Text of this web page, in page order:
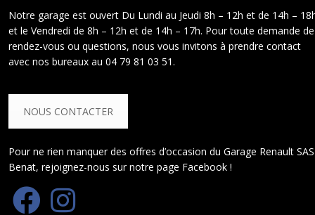
Notre garage est ouvert Du Lundi au Jeudi 8h – 12h et de 14h –
et le Vendredi de 8h – 12h et de 14h – 17h. Pour toute demande de
rendez-vous ou questions, nous vous invitons à prendre contact
avec nos bureaux au 04 79 81 03 51.
NOUS CONTACTER
Pour ne rien manquer des offres d’occasion du Garage Renault SAS
Benat, rejoignez-nous sur notre page Facebook !